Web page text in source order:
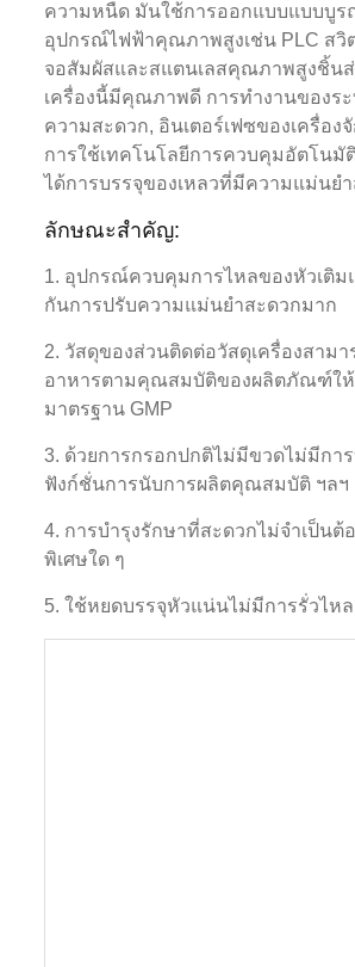
ความหนืด มันใช้การออกแบบแบบบูร
อุปกรณ์ไฟฟ้าคุณภาพสูงเช่น PLC สวิ
จอสัมผัสและสแตนเลสคุณภาพสูงชิ้น
เครื่องนี้มีคุณภาพดี การทำงานของระ
ความสะดวก, อินเตอร์เฟซของเครื่อง
การใช้เทคโนโลยีการควบคุมอัตโนมั
ได้การบรรจุของเหลวที่มีความแม่นยำ
ลักษณะสำคัญ:
1. อุปกรณ์ควบคุมการไหลของหัวเติม
กันการปรับความแม่นยำสะดวกมาก
2. วัสดุของส่วนติดต่อวัสดุเครื่องสามา
อาหารตามคุณสมบัติของผลิตภัณฑ์ใ
มาตรฐาน GMP
3. ด้วยการกรอกปกติไม่มีขวดไม่มีกา
ฟังก์ชั่นการนับการผลิตคุณสมบัติ ฯลฯ
4. การบำรุงรักษาที่สะดวกไม่จำเป็นต้
พิเศษใด ๆ
5. ใช้หยดบรรจุหัวแน่นไม่มีการรั่วไหล